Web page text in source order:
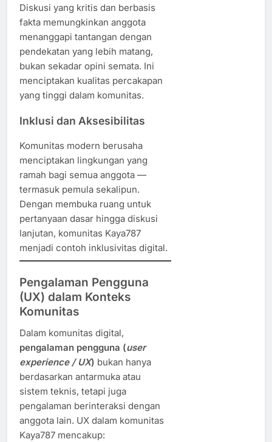
Diskusi yang kritis dan berbasis
fakta memungkinkan anggota
menanggapi tantangan dengan
pendekatan yang lebih matang,
bukan sekadar opini semata. Ini
menciptakan kualitas percakapan
yang tinggi dalam komunitas.
Inklusi dan Aksesibilitas
Komunitas modern berusaha
menciptakan lingkungan yang
ramah bagi semua anggota —
termasuk pemula sekalipun.
Dengan membuka ruang untuk
pertanyaan dasar hingga diskusi
lanjutan, komunitas Kaya787
menjadi contoh inklusivitas digital.
Pengalaman Pengguna
(UX) dalam Konteks
Komunitas
Dalam komunitas digital,
pengalaman pengguna (user
experience / UX) bukan hanya
berdasarkan antarmuka atau
sistem teknis, tetapi juga
pengalaman berinteraksi dengan
anggota lain. UX dalam komunitas
Kaya787 mencakup: